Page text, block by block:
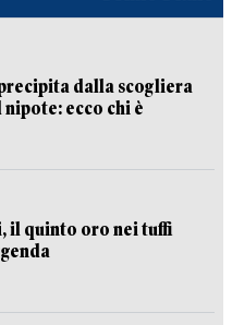
dalla scogliera
ecco chi è
il quinto oro nei tuffi